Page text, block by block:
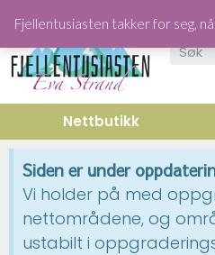
Nettbutikk
Siden er under
Vi holder på med
nettområdene, og
ustabilt i
Fjellentusiasten takker for seg,